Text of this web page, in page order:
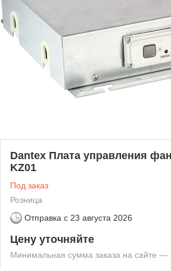
Dantex Плата управления
KZ01
Под заказ
Розница
Отправка с 23 августа 2026
Цену уточняйте
Минимальная сумма заказа на сайте —